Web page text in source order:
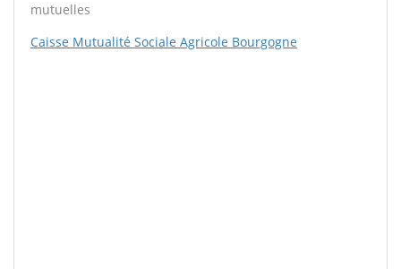
mutuelles
Caisse Mutualité Sociale Agricole Bourgogne